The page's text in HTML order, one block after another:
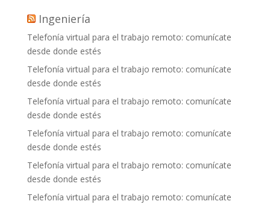
Ingeniería
Telefonía virtual para el trabajo remoto: comunícate
desde donde estés
Telefonía virtual para el trabajo remoto: comunícate
desde donde estés
Telefonía virtual para el trabajo remoto: comunícate
desde donde estés
Telefonía virtual para el trabajo remoto: comunícate
desde donde estés
Telefonía virtual para el trabajo remoto: comunícate
desde donde estés
Telefonía virtual para el trabajo remoto: comunícate